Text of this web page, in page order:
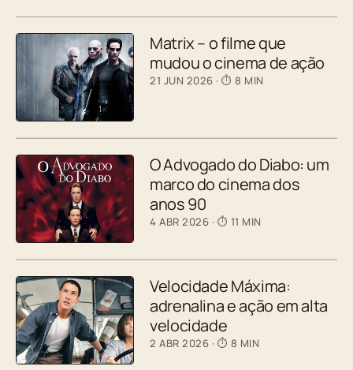
Matrix – o filme que
mudou o cinema de ação
21 JUN 2026 · ⏱ 8 MIN
O Advogado do Diabo: um
marco do cinema dos
anos 90
4 ABR 2026 · ⏱ 11 MIN
Velocidade Máxima:
adrenalina e ação em alta
velocidade
2 ABR 2026 · ⏱ 8 MIN